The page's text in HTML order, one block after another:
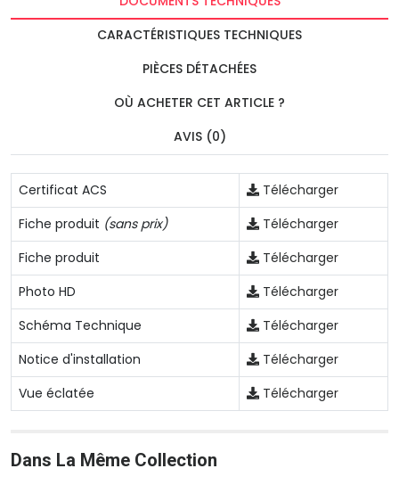
CARACTÉRISTIQUES TECHNIQUES
PIÈCES DÉTACHÉES
OÙ ACHETER CET ARTICLE ?
AVIS (0)
Certificat ACS
Télécharger
Fiche produit (sans prix)
Télécharger
Fiche produit
Télécharger
Photo HD
Télécharger
Schéma Technique
Télécharger
Notice d'installation
Télécharger
Vue éclatée
Télécharger
Dans La Même Collection